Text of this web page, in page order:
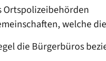
Ortspolizeibehörden
welche
die Bürgerbüros